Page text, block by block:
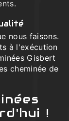
nous faisons.
à l'exécution
Gisbert
cheminée de
!